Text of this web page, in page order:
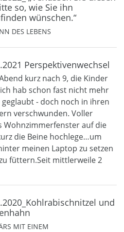
so, wie Sie ihn
wünschen.“
DES LEBENS
Perspektivenwechsel
kurz nach 9, die Kinder
hab schon fast nicht mehr
- doch noch in ihren
verschwunden. Voller
Wohnzimmerfenster auf die
die Beine hochlege…um
meinen Laptop zu setzen
füttern.Seit mittlerweile 2
und
MIT EINEM